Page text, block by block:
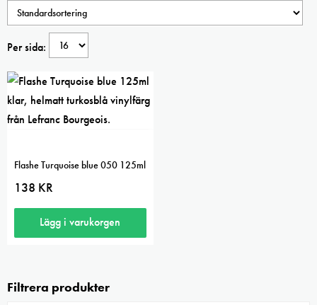
Per sida:
Flashe Turquoise blue 050 125ml
138 KR
Lägg i varukorgen
Filtrera produkter